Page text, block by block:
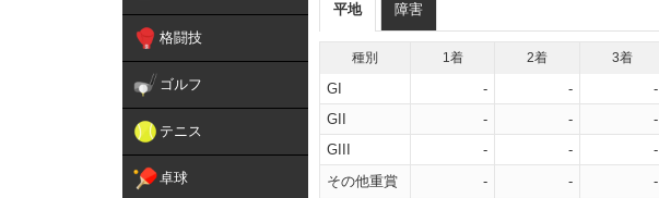
格闘技
ゴルフ
テニス
卓球
平地 障害
種別 1着 2着 3着
GI - - -
GII
- - -
GIII
- - -
その他重賞
- - -